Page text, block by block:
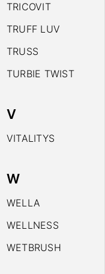
TRICOVIT
TRUFF LUV
TRUSS
TURBIE TWIST
V
VITALITYS
W
WELLA
WELLNESS
WETBRUSH